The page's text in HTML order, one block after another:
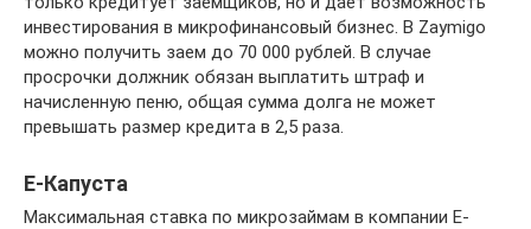
инвестирования в микрофинансовый бизнес. В Zaymigo
можно получить заем до 70 000 рублей. В случае
просрочки должник обязан выплатить штраф и
начисленную пеню, общая сумма долга не может
превышать размер кредита в 2,5 раза.
Е-Капуста
Максимальная ставка по микрозаймам в компании Е-